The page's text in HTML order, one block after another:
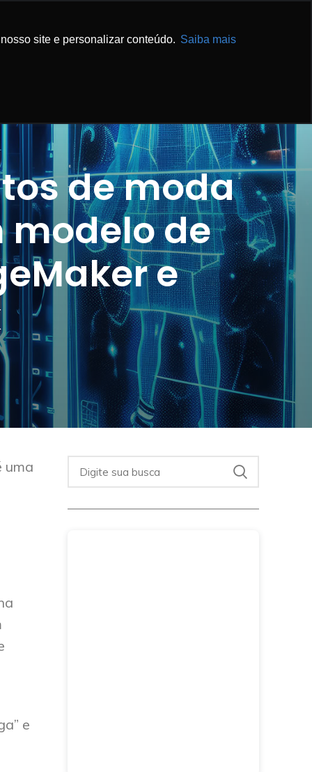
site e personalizar conteúdo. Saiba mais
de moda
modelo de
e
uma
e